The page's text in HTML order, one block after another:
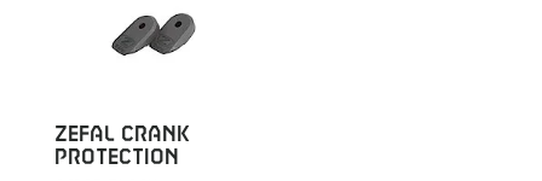
ZEFAL CRANK
PROTECTION